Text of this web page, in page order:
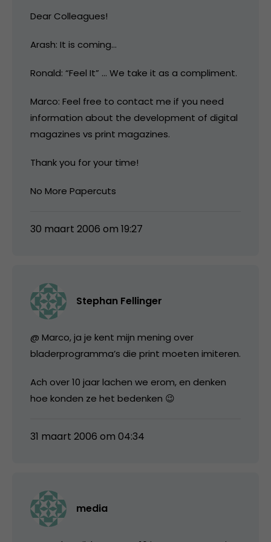
Dear Colleagues!
Arash: It is coming…
Ronald: “Feel It” … We take it as a compliment.
Marco: Feel free to contact me if you need
information about the development of digital
magazines vs print magazines.
Thank you for your time!
No More Papercuts
30 maart 2006 om 19:27
Stephan Fellinger
@ Marco, ja je kent mijn mening over
bladerprogramma’s die print moeten imiteren.
Ach over 10 jaar lachen we erom, en denken
hoe konden ze het bedenken 😉
31 maart 2006 om 04:34
media